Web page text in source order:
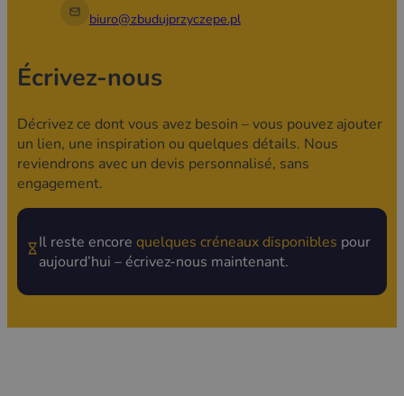
biuro@zbudujprzyczepe.pl
Écrivez-nous
Décrivez ce dont vous avez besoin – vous pouvez ajouter
un lien, une inspiration ou quelques détails. Nous
reviendrons avec un devis personnalisé, sans
engagement.
Il reste encorequelques créneaux disponibles pour
aujourd’hui – écrivez-nous maintenant.